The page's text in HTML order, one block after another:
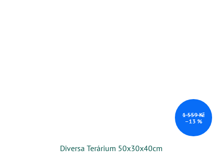
1 559 Kč
–13 %
Diversa Terárium 50x30x40cm